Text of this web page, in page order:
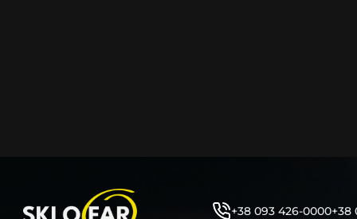
як це часто пропонують автосервіси та автодилери.
заощадити та придбати тільки те, що потребує
+38 093 426-0000+38